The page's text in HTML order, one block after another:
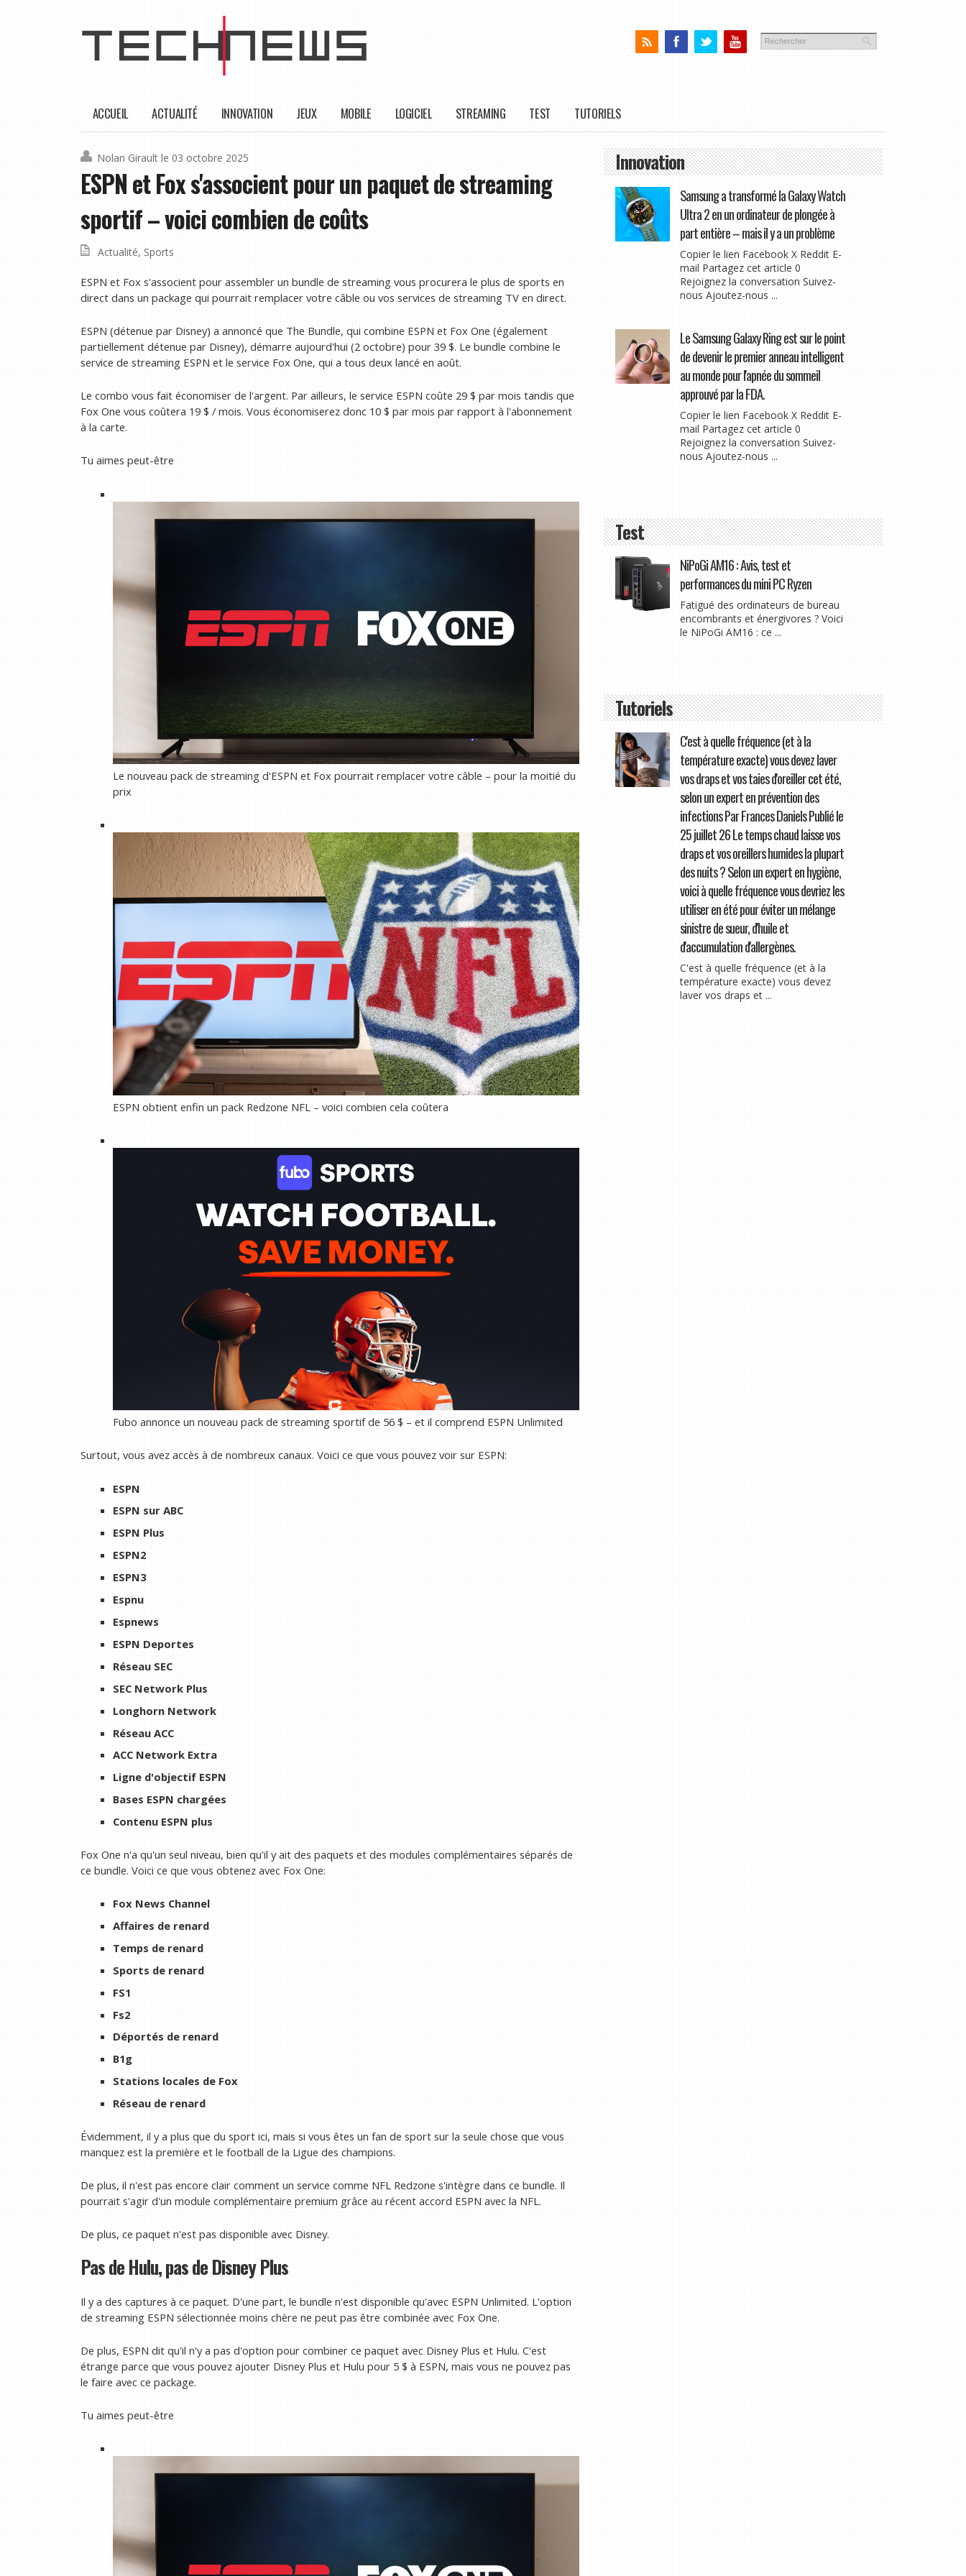
ACCUEIL ACTUALITÉ INNOVATION JEUX MOBILE LOGICIEL STREAMING TEST TUTORIELS
Nolan Girault le 03 octobre 2025
ESPN et Fox s'associent pour un paquet de streaming
sportif – voici combien de coûts
Actualité, Sports
ESPN et Fox s'associent pour assembler un bundle de streaming vous procurera le plus de sports en
direct dans un package qui pourrait remplacer votre câble ou vos services de streaming TV en direct.
ESPN (détenue par Disney) a annoncé que The Bundle, qui combine ESPN et Fox One (également
partiellement détenue par Disney), démarre aujourd'hui (2 octobre) pour 39 $. Le bundle combine le
service de streaming ESPN et le service Fox One, qui a tous deux lancé en août.
Le combo vous fait économiser de l'argent. Par ailleurs, le service ESPN coûte 29 $ par mois tandis que
Fox One vous coûtera 19 $ / mois. Vous économiserez donc 10 $ par mois par rapport à l'abonnement
à la carte.
Tu aimes peut-être
Le nouveau pack de streaming d'ESPN et Fox pourrait remplacer votre câble – pour la moitié du
prix
ESPN obtient enfin un pack Redzone NFL – voici combien cela coûtera
Fubo annonce un nouveau pack de streaming sportif de 56 $ – et il comprend ESPN Unlimited
Surtout, vous avez accès à de nombreux canaux. Voici ce que vous pouvez voir sur ESPN:
ESPN
ESPN sur ABC
ESPN Plus
ESPN2
ESPN3
Espnu
Espnews
ESPN Deportes
Réseau SEC
SEC Network Plus
Longhorn Network
Réseau ACC
ACC Network Extra
Ligne d'objectif ESPN
Bases ESPN chargées
Contenu ESPN plus
Fox One n'a qu'un seul niveau, bien qu'il y ait des paquets et des modules complémentaires séparés de
ce bundle. Voici ce que vous obtenez avec Fox One:
Fox News Channel
Affaires de renard
Temps de renard
Sports de renard
FS1
Fs2
Déportés de renard
B1g
Stations locales de Fox
Réseau de renard
Évidemment, il y a plus que du sport ici, mais si vous êtes un fan de sport sur la seule chose que vous
manquez est la première et le football de la Ligue des champions.
De plus, il n'est pas encore clair comment un service comme NFL Redzone s'intègre dans ce bundle. Il
pourrait s'agir d'un module complémentaire premium grâce au récent accord ESPN avec la NFL.
De plus, ce paquet n'est pas disponible avec Disney.
Pas de Hulu, pas de Disney Plus
Il y a des captures à ce paquet. D'une part, le bundle n'est disponible qu'avec ESPN Unlimited. L'option
de streaming ESPN sélectionnée moins chère ne peut pas être combinée avec Fox One.
De plus, ESPN dit qu'il n'y a pas d'option pour combiner ce paquet avec Disney Plus et Hulu. C'est
étrange parce que vous pouvez ajouter Disney Plus et Hulu pour 5 $ à ESPN, mais vous ne pouvez pas
le faire avec ce package.
Tu aimes peut-être
Innovation
Samsung a transformé la Galaxy Watch
Ultra 2 en un ordinateur de plongée à
part entière – mais il y a un problème
Copier le lien Facebook X Reddit E-
mail Partagez cet article 0
Rejoignez la conversation Suivez-
nous Ajoutez-nous ...
Le Samsung Galaxy Ring est sur le point
de devenir le premier anneau intelligent
au monde pour l'apnée du sommeil
approuvé par la FDA.
Copier le lien Facebook X Reddit E-
mail Partagez cet article 0
Rejoignez la conversation Suivez-
nous Ajoutez-nous ...
Test
NiPoGi AM16 : Avis, test et
performances du mini PC Ryzen
Fatigué des ordinateurs de bureau
encombrants et énergivores ? Voici
le NiPoGi AM16 : ce ...
Tutoriels
C'est à quelle fréquence (et à la
température exacte) vous devez laver
vos draps et vos taies d'oreiller cet été,
selon un expert en prévention des
infections Par Frances Daniels Publié le
25 juillet 26 Le temps chaud laisse vos
draps et vos oreillers humides la plupart
des nuits ? Selon un expert en hygiène,
voici à quelle fréquence vous devriez les
utiliser en été pour éviter un mélange
sinistre de sueur, d'huile et
d'accumulation d'allergènes.
C'est à quelle fréquence (et à la
température exacte) vous devez
laver vos draps et ...